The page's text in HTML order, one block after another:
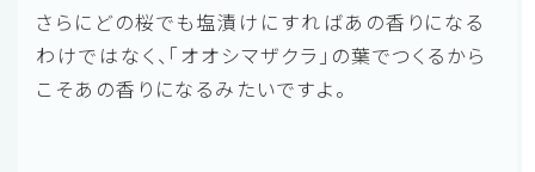
さらにどの桜でも塩漬けにすればあの香りになる
わけではなく、「オオシマザクラ」の葉でつくるから
こそあの香りになるみたいですよ。